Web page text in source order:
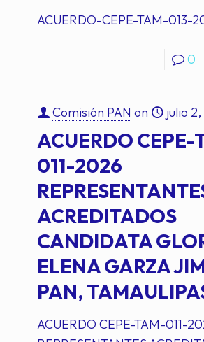
ACUERDO-CEPE-TAM-013-
0
Comisión PAN on julio
ACUERDO CEPE-
011-2026
ACREDITADOS
CANDIDATA
ELENA GARZA
PAN,
ACUERDO CEPE-TAM-011-